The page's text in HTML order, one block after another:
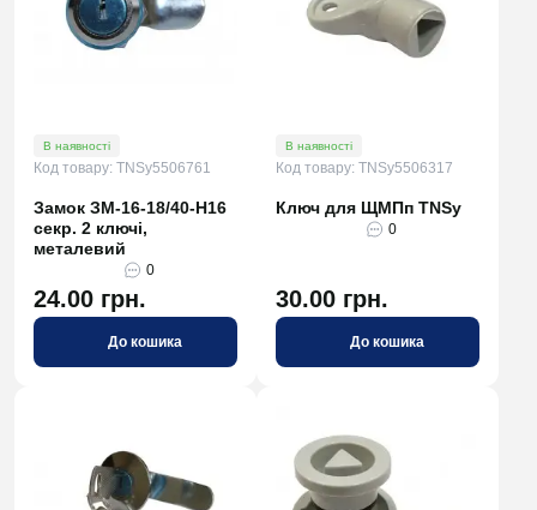
В наявності
Код товару: TNSy5506761
Замок ЗМ-16-18/40-H16
секр. 2 ключі,
металевий
0
24.00 грн.
До кошика
В наявності
Код товару: TNSy5506317
Ключ для ЩМПп TNSy
0
30.00 грн.
До кошика